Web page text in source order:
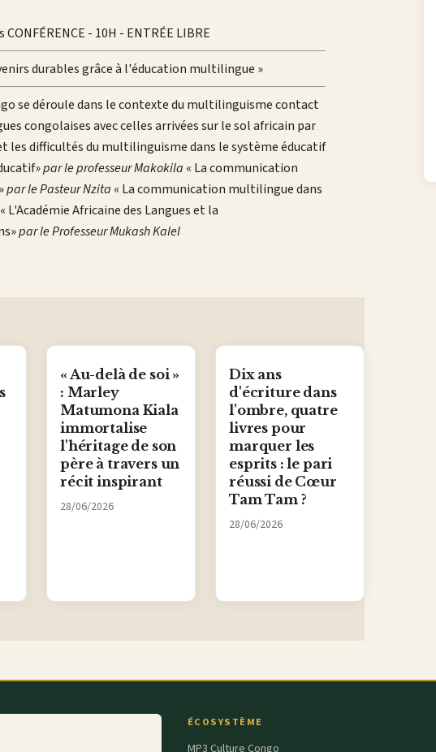
- 10H - ENTRÉE LIBRE
durables grâce à l'éducation multilingue »
se déroule dans le contexte du multilinguisme contact
congolaises avec celles arrivées sur le sol africain par
les difficultés du multilinguisme dans le système éducatif
par le professeur Makokila « La communication
par le Pasteur Nzita « La communication multilingue dans
« L'Académie Africaine des Langues et la
par le Professeur Mukash Kalel
« Au-delà de soi »
: Marley
Matumona Kiala
immortalise
l'héritage de son
père à travers un
récit inspirant
28/06/2026
Dix ans
d'écriture dans
l'ombre, quatre
livres pour
marquer les
esprits : le pari
réussi de Cœur
Tam Tam ?
28/06/2026
ÉCOSYSTÈME